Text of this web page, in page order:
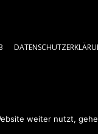
weiter nutzt,